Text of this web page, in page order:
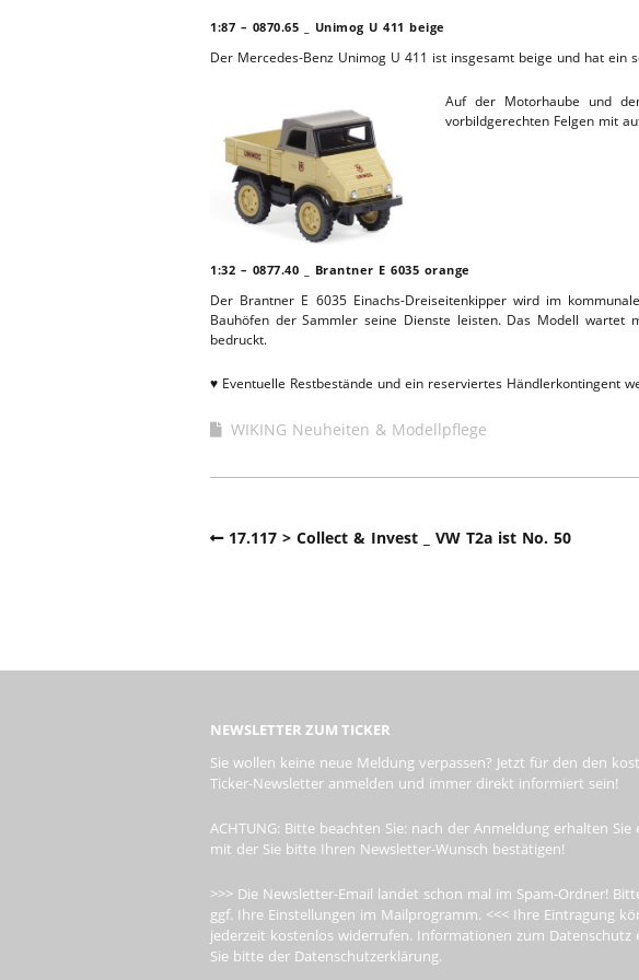
WERKSTATTHOF
HEBEBÜHNE 2020
HEBEBÜHNE 2018
1:87 – 0870.65 _ Unimog U 411 beige
Der Mercedes-Benz Unimog U 411 ist insgesamt beige und hat ein
Auf der Motorhaube und
vorbildgerechten Felgen mit
1:32 – 0877.40 _ Brantner E 6035 orange
Der Brantner E 6035 Einachs-Dreiseitenkipper wird im
Bauhöfen der Sammler seine Dienste leisten. Das Modell wartet
bedruckt.
♥ Eventuelle Restbestände und ein reserviertes Händlerkontingent
WIKING Neuheiten & Modellpflege
17.117 > Collect & Invest _ VW T2a ist No. 50
NEWSLETTER ZUM TICKER
Sie wollen keine neue Meldung verpassen? Jetzt für den den
Ticker-Newsletter anmelden und immer direkt informiert sein!
ACHTUNG: Bitte beachten Sie: nach der Anmeldung erhalten Sie
mit der Sie bitte Ihren Newsletter-Wunsch bestätigen!
>>> Die Newsletter-Email landet schon mal im Spam-Ordner!
ggf. Ihre Einstellungen im Mailprogramm. <<< Ihre Eintragung
jederzeit kostenlos widerrufen. Informationen zum Datenschutz
Sie bitte der Datenschutzerklärung.